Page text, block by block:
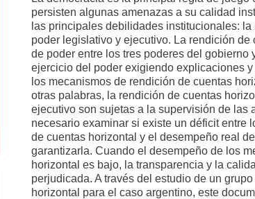
persisten algunas amenazas a su calidad
las principales debilidades institucionales:
poder legislativo y ejecutivo. La rendición
de poder entre los tres poderes del gobierno
ejercicio del poder exigiendo explicaciones
los mecanismos de rendición de cuentas
otras palabras, la rendición de cuentas
ejecutivo son sujetas a la supervisión de las
necesario examinar si existe un déficit entre
de cuentas horizontal y el desempeño real
garantizarla. Cuando el desempeño de los
horizontal es bajo, la transparencia y la
perjudicada. A través del estudio de un
horizontal para el caso argentino, este